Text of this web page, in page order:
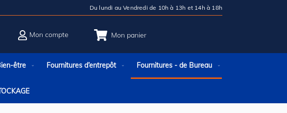
Du lundi au Vendredi de 10h à 13h et 14h à 18h
Mon panier
Mon compte
être Fournitures d’entrepôt Fournitures - de Bureau